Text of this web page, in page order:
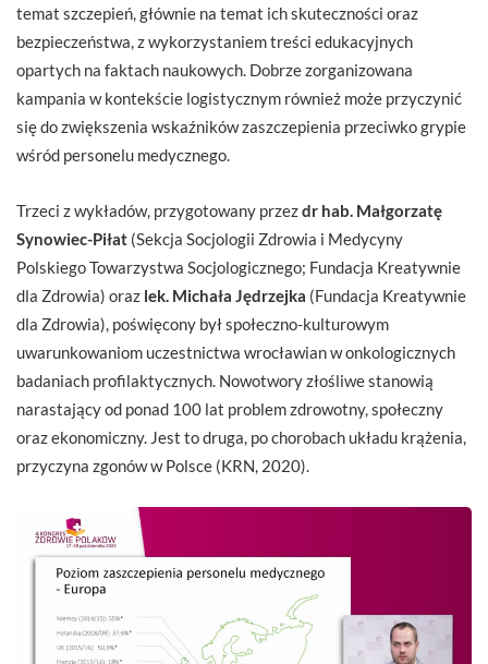
temat szczepień, głównie na temat ich skuteczności oraz
bezpieczeństwa, z wykorzystaniem treści edukacyjnych
opartych na faktach naukowych. Dobrze zorganizowana
kampania w kontekście logistycznym również może przyczynić
się do zwiększenia wskaźników zaszczepienia przeciwko grypie
wśród personelu medycznego.
Trzeci z wykładów, przygotowany przezdr hab. Małgorzatę
Synowiec-Piłat (Sekcja Socjologii Zdrowia i Medycyny
Polskiego Towarzystwa Socjologicznego; Fundacja Kreatywnie
dla Zdrowia) oraz lek. Michała Jędrzejka (Fundacja Kreatywnie
dla Zdrowia), poświęcony był społeczno-kulturowym
uwarunkowaniom uczestnictwa wrocławian w onkologicznych
badaniach profilaktycznych. Nowotwory złośliwe stanowią
narastający od ponad 100 lat problem zdrowotny, społeczny
oraz ekonomiczny. Jest to druga, po chorobach układu krążenia,
przyczyna zgonów w Polsce (KRN, 2020).